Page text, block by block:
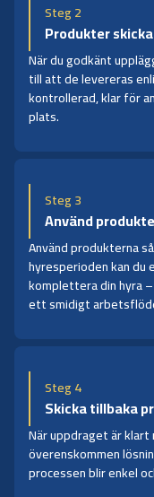
Steg 2
Produkter
När du godkänt
till att de levereras
kontrollerad, klar för
plats.
Steg 3
Använd
Använd produkterna
hyresperioden kan
komplettera din hyra
ett smidigt
Steg 4
Skicka tillbaka
När uppdraget är
överenskommen
processen blir enkel